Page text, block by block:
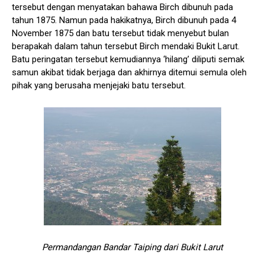
tersebut dengan menyatakan bahawa Birch dibunuh pada
tahun 1875. Namun pada hakikatnya, Birch dibunuh pada 4
November 1875 dan batu tersebut tidak menyebut bulan
berapakah dalam tahun tersebut Birch mendaki Bukit Larut.
Batu peringatan tersebut kemudiannya ‘hilang’ diliputi semak
samun akibat tidak berjaga dan akhirnya ditemui semula oleh
pihak yang berusaha menjejaki batu tersebut.
Permandangan Bandar Taiping dari Bukit Larut